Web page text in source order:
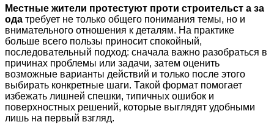
Местные жители протестуют проти строительст а за
ода требует не только общего понимания темы, но и
внимательного отношения к деталям. На практике
больше всего пользы приносит спокойный,
последовательный подход: сначала важно разобраться в
причинах проблемы или задачи, затем оценить
возможные варианты действий и только после этого
выбирать конкретные шаги. Такой формат помогает
избежать лишней спешки, типичных ошибок и
поверхностных решений, которые выглядят удобными
лишь на первый взгляд.